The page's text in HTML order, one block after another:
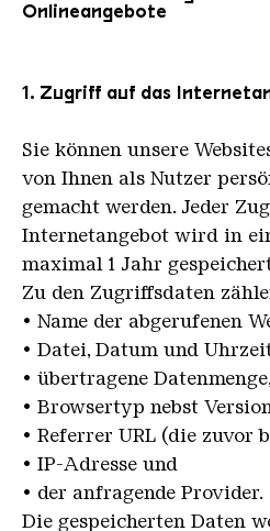
Onlineangebote
1. Zugriff auf das
Sie können unsere
von Ihnen als Nutzer
gemacht werden. Jeder
Internetangebot wird in
maximal 1 Jahr
Zu den Zugriffsdaten
• Name der abgerufenen
• Datei, Datum und
• übertragene
• Browsertyp nebst
• Referrer URL (die zuvor
• IP-Adresse und
• der anfragende Provider.
Die gespeicherten Daten